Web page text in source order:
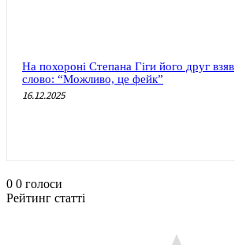
На похороні Степана Гіги його друг взяв
слово: “Можливо, це фейк”
16.12.2025
0 0 голоси
Рейтинг статті